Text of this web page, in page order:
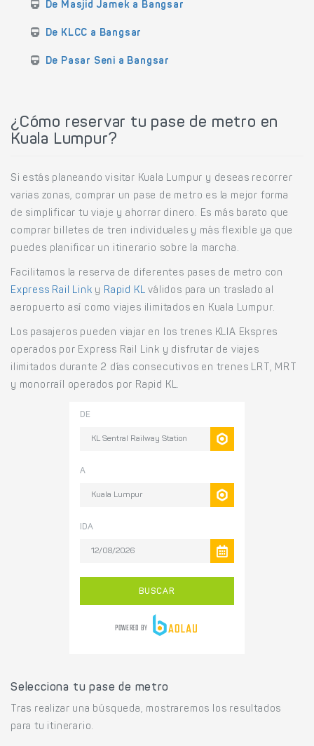
De Masjid Jamek a Bangsar
De KLCC a Bangsar
De Pasar Seni a Bangsar
¿Cómo reservar tu pase de metro en
Kuala Lumpur?
Si estás planeando visitar Kuala Lumpur y deseas recorrer
varias zonas, comprar un pase de metro es la mejor forma
de simplificar tu viaje y ahorrar dinero. Es más barato que
comprar billetes de tren individuales y más flexible ya que
puedes planificar un itinerario sobre la marcha.
Facilitamos la reserva de diferentes pases de metro con
Express Rail Link y Rapid KL válidos para un traslado al
aeropuerto así como viajes ilimitados en Kuala Lumpur.
Los pasajeros pueden viajar en los trenes KLIA Ekspres
operados por Express Rail Link y disfrutar de viajes
ilimitados durante 2 días consecutivos en trenes LRT, MRT
y monorraíl operados por Rapid KL.
Selecciona tu pase de metro
Tras realizar una búsqueda, mostraremos los resultados
para tu itinerario.